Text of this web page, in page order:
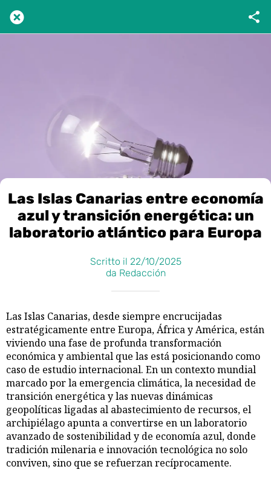
Las Islas Canarias entre economía
azul y transición energética: un
laboratorio atlántico para Europa
Scritto il 22/10/2025
da Redacción
Las Islas Canarias, desde siempre encrucijadas
estratégicamente entre Europa, África y América, están
viviendo una fase de profunda transformación
económica y ambiental que las está posicionando como
caso de estudio internacional. En un contexto mundial
marcado por la emergencia climática, la necesidad de
transición energética y las nuevas dinámicas
geopolíticas ligadas al abastecimiento de recursos, el
archipiélago apunta a convertirse en un laboratorio
avanzado de sostenibilidad y de economía azul, donde
tradición milenaria e innovación tecnológica no solo
conviven, sino que se refuerzan recíprocamente.